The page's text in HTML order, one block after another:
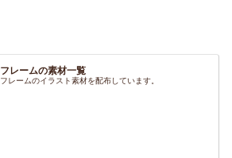
フレームの素材一覧
フレームのイラスト素材を配布しています。